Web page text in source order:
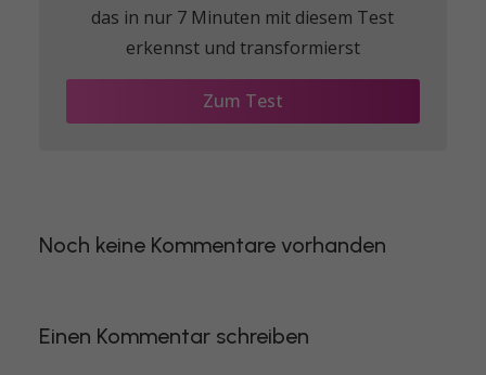
das in nur 7 Minuten mit diesem Test
erkennst und transformierst
Zum Test
Noch keine Kommentare vorhanden
Einen Kommentar schreiben